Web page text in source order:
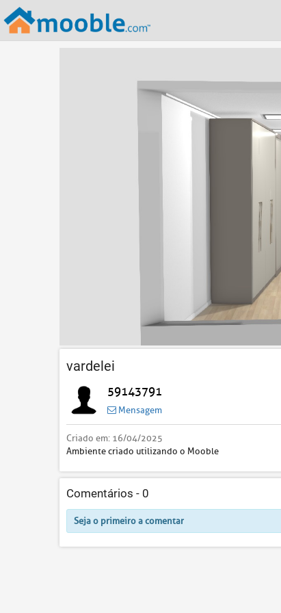
vardelei
59143791
Mensagem
Criado em: 16/04/2025
Ambiente criado utilizando o Mooble
Comentários - 0
Seja o primeiro a comentar